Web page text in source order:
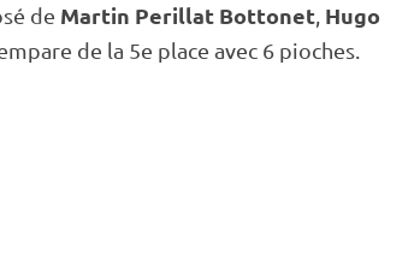
de Martin Perillat Bottonet Hugo
de la 5e place avec 6 pioches.